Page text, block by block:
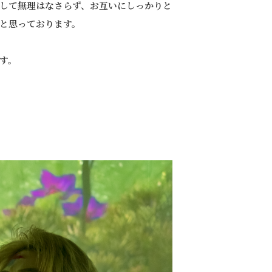
て無理はなさらず、お互いにしっかりと
っております。